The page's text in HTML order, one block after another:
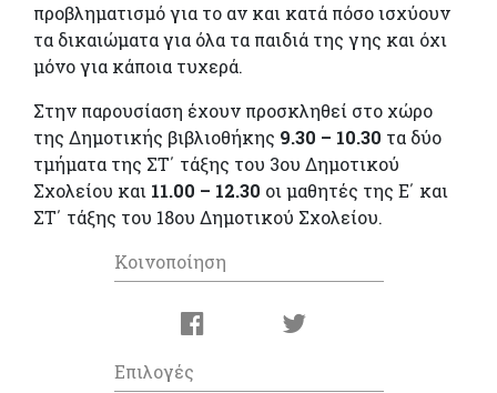
προβληματισμό για το αν και κατά πόσο ισχύουν
τα δικαιώματα για όλα τα παιδιά της γης και όχι
μόνο για κάποια τυχερά.
Στην παρουσίαση έχουν προσκληθεί στο χώρο
της Δημοτικής βιβλιοθήκης 9.30 – 10.30 τα δύο
τμήματα της ΣΤ΄ τάξης του 3ου Δημοτικού
Σχολείου και 11.00 – 12.30 οι μαθητές της Ε΄ και
ΣΤ΄ τάξης του 18ου Δημοτικού Σχολείου.
Κοινοποίηση
Επιλογές